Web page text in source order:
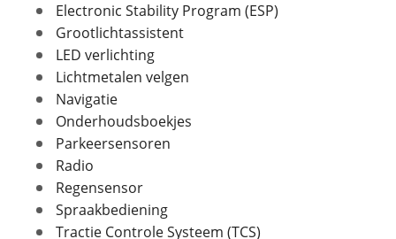
Verbruik en milieu
Brandstof
Nevenbrandstof
Inhoud brandstoftank
CO2 uitstoot
Opgegeven actieradius
59 km
Electronic Stability Program (ESP)
Grootlichtassistent
LED verlichting
Lichtmetalen velgen
Navigatie
Onderhoudsboekjes
Parkeersensoren
Radio
Regensensor
Spraakbediening
Tractie Controle Systeem (TCS)
Jouw contactgegevens
Naam
E-mailadres
Telefoonnummer (optioneel)